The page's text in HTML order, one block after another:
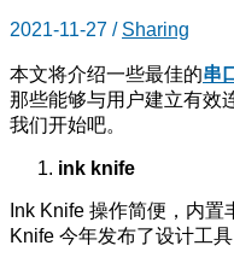
2021-11-27 / Sharing
本文将介绍一些最佳的串
那些能够与用户建立有效
我们开始吧。
ink knife
Ink Knife 操作简便，内
Knife 今年发布了设计工